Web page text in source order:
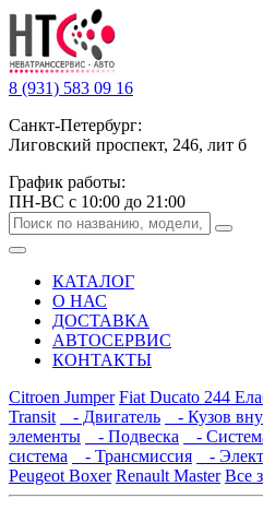
8 (931) 583 09 16
Санкт-Петербург:
Лиговский проспект, 246, лит б
График работы:
ПН-ВС с 10:00 до 21:00
КАТАЛОГ
О НАС
ДОСТАВКА
АВТОСЕРВИС
КОНТАКТЫ
Citroen Jumper Fiat Ducato 244
Transit
- Двигатель - Кузов
элементы
- Подвеска -
система
- Трансмиссия -
Peugeot Boxer Renault Master Все